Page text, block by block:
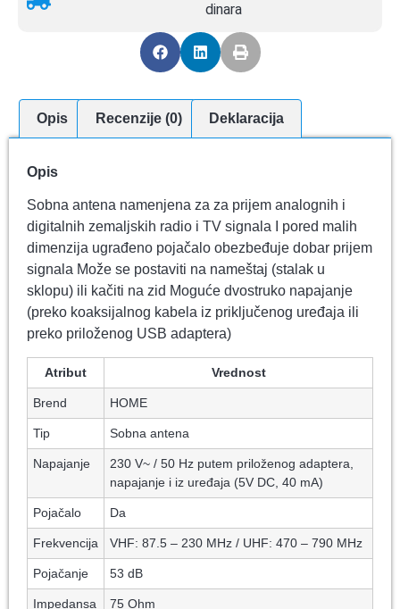
dinara
Opis Recenzije (0) Deklaracija
Opis
Sobna antena namenjena za za prijem analognih i
digitalnih zemaljskih radio i TV signala I pored malih
dimenzija ugrađeno pojačalo obezbeđuje dobar prijem
signala Može se postaviti na nameštaj (stalak u
sklopu) ili kačiti na zid Moguće dvostruko napajanje
(preko koaksijalnog kabela iz priključenog uređaja ili
preko priloženog USB adaptera)
Atribut Vrednost
Brend HOME
Tip Sobna antena
Napajanje
230 V~ / 50 Hz putem priloženog adaptera,
napajanje i iz uređaja (5V DC, 40 mA)
Pojačalo Da
Frekvencija VHF: 87.5 – 230 MHz / UHF: 470 – 790 MHz
Pojačanje 53 dB
Impedansa 75 Ohm